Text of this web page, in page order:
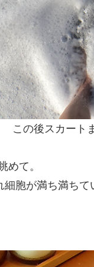
この後スカート
めて。
胞が満ち満ち